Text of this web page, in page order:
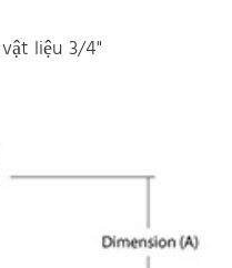
liệu 3/4"